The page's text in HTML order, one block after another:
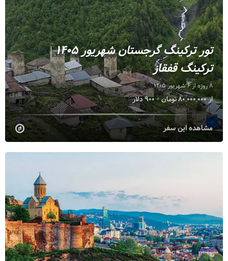
تور ترکینگ گرجستان شهریور 1405 |
ترکینگ قفقاز
8 روزه از 6 شهریور 1405
از 80,000,000 تومان + 900 دلار
مشاهده این سفر